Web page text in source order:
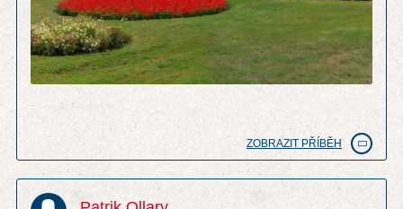
zamek Lednice
ZOBRAZIT PŘÍBĚH